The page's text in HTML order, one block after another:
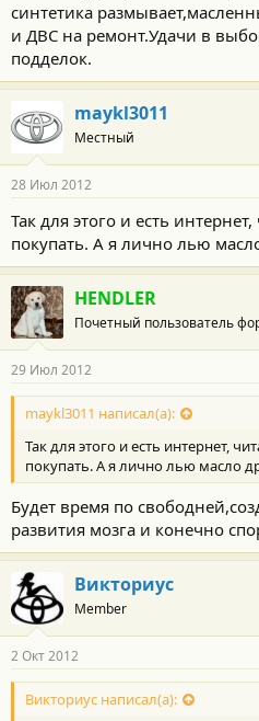
синтетика
и ДВС на ремонт.Удачи в
подделок.
maykl3011
Местный
28 Июл 2012
Так для этого и есть
покупать. А я лично лью
HENDLER
Почетный пользователь
29 Июл 2012
maykl3011 написал(а):
Так для этого и есть интернет,
покупать. А я лично лью масло
Будет время по
развития мозга и конечно
Викториус
Member
2 Окт 2012
Викториус написал(а):